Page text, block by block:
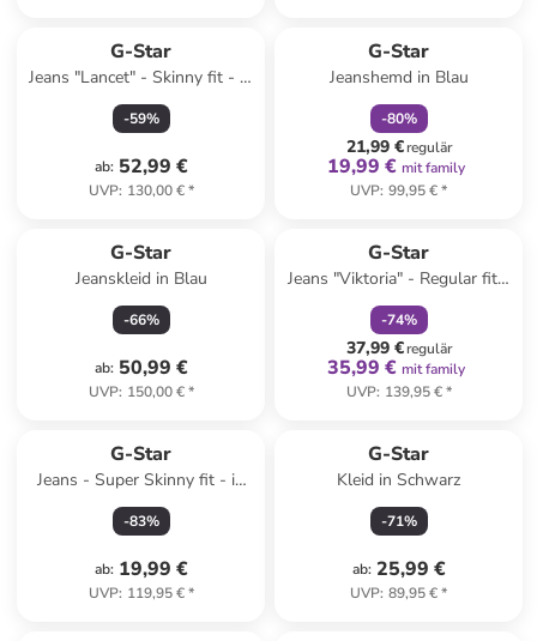
G-Star
Jeans "Lancet" - Skinny fit - in
Anthrazit
-59%
ab: 52,99 €
UVP: 130,00 €*
G-Star
Jeanshemd in Blau
-80%
21,99 €regulär
19,99 € mit family
UVP: 99,95 €*
G-Star
Jeanskleid in Blau
-66%
ab: 50,99 €
UVP: 150,00 €*
G-Star
Jeans "Viktoria" - Regular fit -
in Hellblau
-74%
37,99 €regulär
35,99 € mit family
UVP: 139,95 €*
G-Star
Jeans - Super Skinny fit - in
Blau
-83%
ab: 19,99 €
UVP: 119,95 €*
G-Star
Kleid in Schwarz
-71%
ab: 25,99 €
UVP: 89,95 €*